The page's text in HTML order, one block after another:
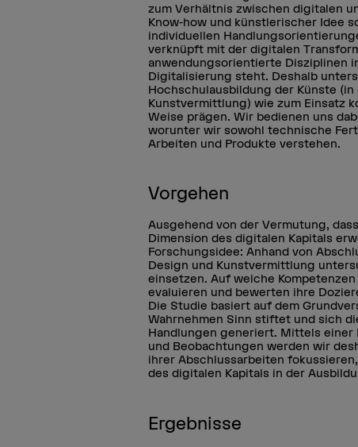
zum Verhältnis zwischen digitalen
Know-how und künstlerischer Idee
individuellen
verknüpft mit der digitalen
anwendungsorientierte Disziplinen
Digitalisierung steht. Deshalb
Hochschulausbildung der Künste
Kunstvermittlung) wie zum Einsatz
Weise prägen. Wir bedienen uns
worunter wir sowohl technische
Arbeiten und Produkte verstehen.
Vorgehen
Ausgehend von der Vermutung,
Dimension des digitalen Kapitals
Forschungsidee: Anhand von
Design und Kunstvermittlung
einsetzen. Auf welche
evaluieren und bewerten ihre
Die Studie basiert auf dem
Wahrnehmen Sinn stiftet und sich
Handlungen generiert. Mittels
und Beobachtungen werden wir
ihrer Abschlussarbeiten
des digitalen Kapitals in der
Ergebnisse